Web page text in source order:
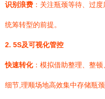
识别浪费 ：关注瓶颈等待、过
统筹转型的前提。
2. 5S及可视化管控
快速转化：模拟借助整理、整
细节,理顺场地高效集中存储瓶